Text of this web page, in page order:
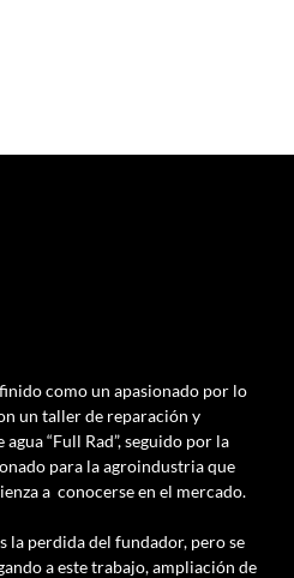
como un apasionado por lo
un taller de reparación y
“Full Rad”, seguido por la
para la agroindustria que
a conocerse en el mercado.
la perdida del fundador, pero se
a este trabajo, ampliación de